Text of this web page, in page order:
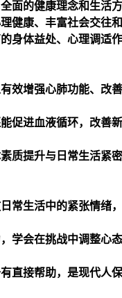
面的健康理念和生活
健康、丰富社会交往
身体益处、心理调适
效增强心肺功能、改
促进血液循环，改善
质提升与日常生活紧
常生活中的紧张情绪
学会在挑战中调整心
直接帮助，是现代人